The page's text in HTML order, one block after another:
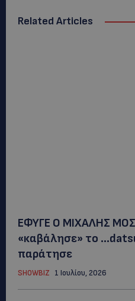
Related Articles
ΕΦΥΓΕ Ο ΜΙΧΑΛΗΣ
«καβάλησε» το
παράτησε
SHOWBIZ 1 Ιουλίου, 2026